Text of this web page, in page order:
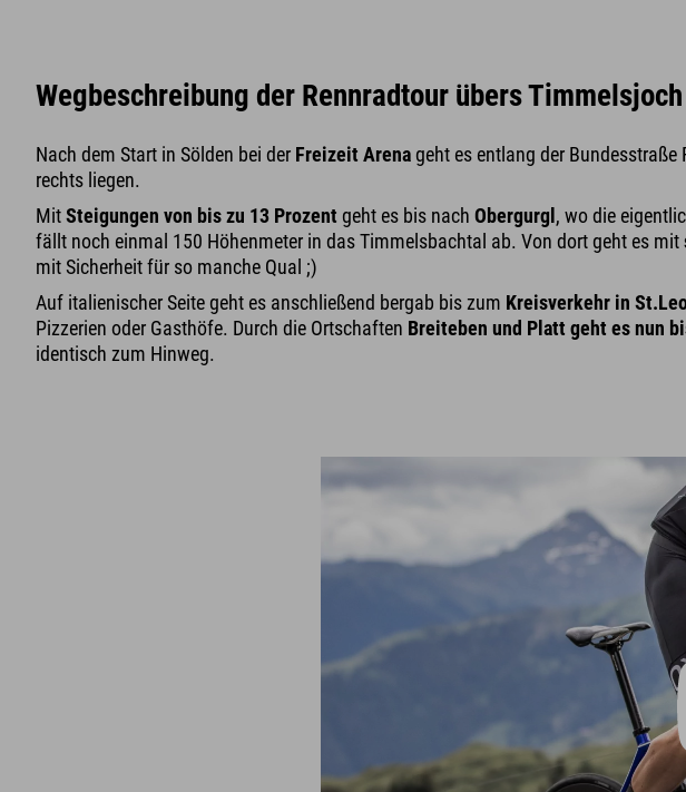
Wegbeschreibung der Rennradtour übers
Nach dem Start in Sölden bei der Freizeit Arena geht es entlang der
rechts liegen.
MitSteigungen von bis zu 13 Prozent geht es bis nach Obergurgl, wo die
fällt noch einmal 150 Höhenmeter in das Timmelsbachtal ab. Von dort geht es mit
mit Sicherheit für so manche Qual ;)
Auf italienischer Seite geht es anschließend bergab bis zum Kreisverkehr in
Pizzerien oder Gasthöfe. Durch die Ortschaften Breiteben und Platt geht es nun
identisch zum Hinweg.